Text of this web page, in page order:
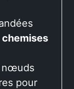
chemises
nœuds
pour